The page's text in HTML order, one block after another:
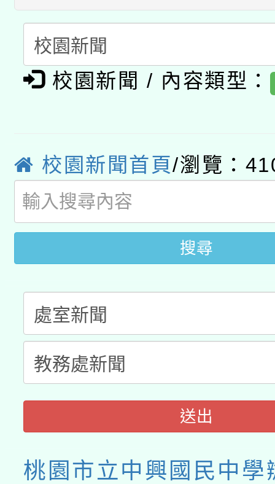
礎課程
A3數位素養講師名單
「數位內容與教學軟體
pilot」
有關大陸委員會函釋公
用水績優單位及節水達
動」
桃園市孔廟祈福系列
開 智慧啟航」
2026年桃園地景藝術
校園新聞 / 內容類型：
校園新聞首頁/瀏覽：
搜尋
送出
桃園市立中興國民中學